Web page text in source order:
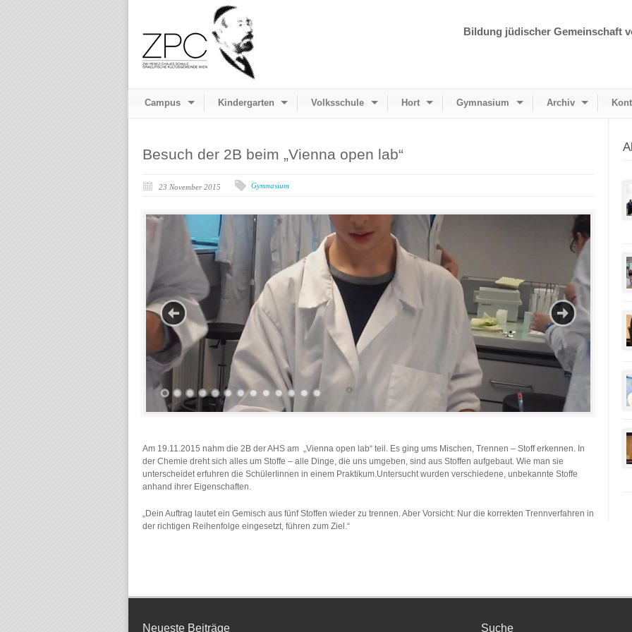
Bildung jüdischer Gemeinschaft
Campus Kindergarten Volksschule Hort Gymnasium Archiv
Besuch der 2B beim „Vienna open lab“
23 November 2015 Gymnasium
Am 19.11.2015 nahm die 2B der AHS am „Vienna open lab“ teil. Es ging ums Mischen, Trennen – Stoff erkennen. In
der Chemie dreht sich alles um Stoffe – alle Dinge, die uns umgeben, sind aus Stoffen aufgebaut. Wie man sie
unterscheidet erfuhren die SchülerIinnen in einem Praktikum.Untersucht wurden verschiedene, unbekannte Stoffe
anhand ihrer Eigenschaften.
„Dein Auftrag lautet ein Gemisch aus fünf Stoffen wieder zu trennen. Aber Vorsicht: Nur die korrekten Trennverfahren in
der richtigen Reihenfolge eingesetzt, führen zum Ziel.“
Neueste Beiträge Suche